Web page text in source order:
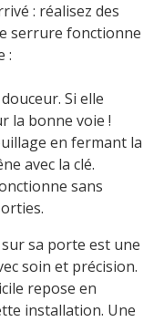
: réalisez des
serrure fonctionne
:
Si elle
la bonne voie !
en fermant la
avec la clé.
sans
sa porte est une
soin et précision.
repose en
installation. Une